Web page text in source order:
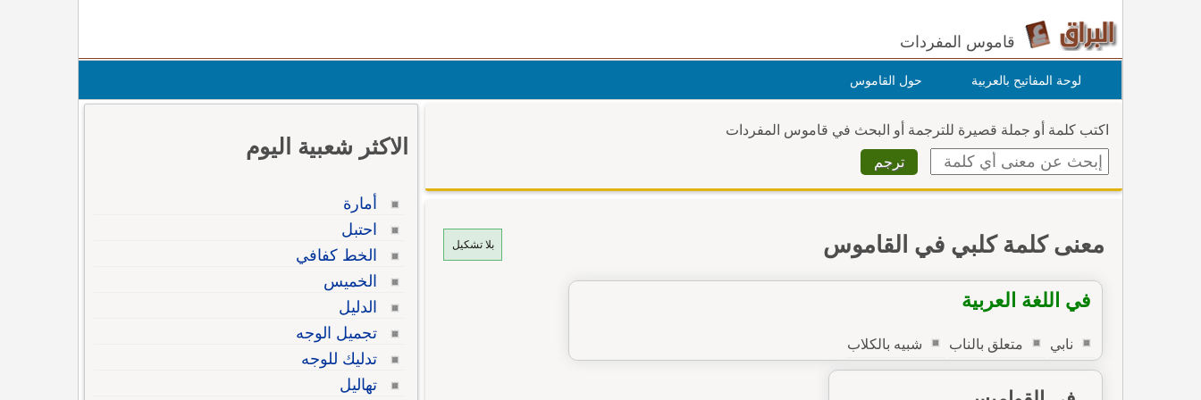
قاموس المفردات
لوحة المفاتيح بالعربية حول القاموس
اكتب كلمة أو جملة قصيرة للترجمة أو البحث في قاموس المفردات
بلا تشكيل معنى كلمة كلبي في القاموس
في اللغة العربية
نابي متعلق بالناب شبيه بالكلاب
الاكثر شعبية اليوم
أمارة
احتبل
الخط كفافي
الخميس
الدليل
تجميل الوجه
تدليك للوجه
تهاليل